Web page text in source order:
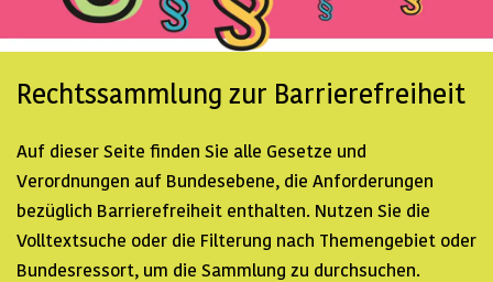
Rechtssammlung zur Barrierefreiheit
Auf dieser Seite finden Sie alle Gesetze und
Verordnungen auf Bundesebene, die Anforderungen
bezüglich Barrierefreiheit enthalten. Nutzen Sie die
Volltextsuche oder die Filterung nach Themengebiet oder
Bundesressort, um die Sammlung zu durchsuchen.